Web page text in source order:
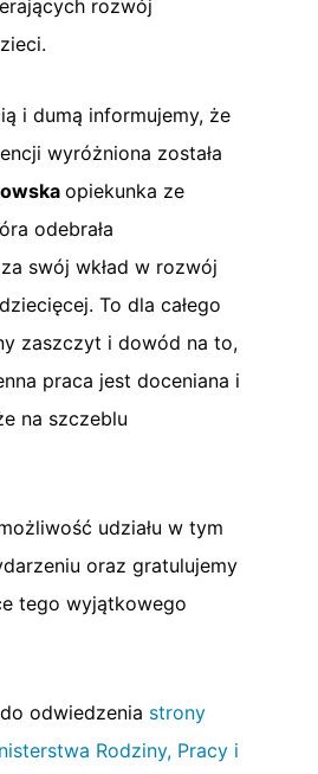
rozwój
i dumą informujemy, że
wyróżniona została
opiekunka ze
odebrała
swój wkład w rozwój
To dla całego
zaszczyt i dowód na to,
praca jest doceniana i
na szczeblu
udziału w tym
oraz gratulujemy
tego wyjątkowego
odwiedzenia strony
Rodziny, Pracy i